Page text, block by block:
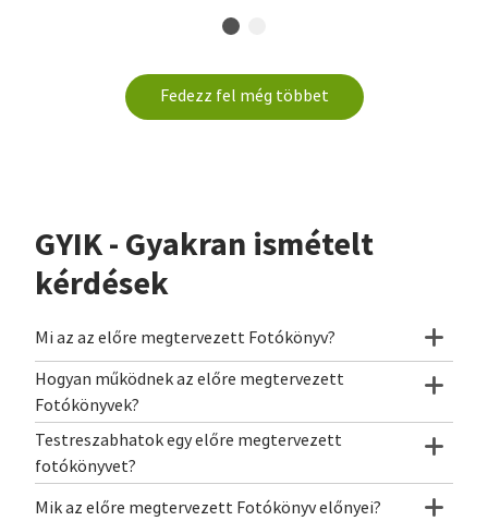
Fedezz fel még többet
GYIK - Gyakran ismételt
kérdések
Mi az az előre megtervezett Fotókönyv?
Hogyan működnek az előre megtervezett
Fotókönyvek?
Testreszabhatok egy előre megtervezett
fotókönyvet?
Mik az előre megtervezett Fotókönyv előnyei?